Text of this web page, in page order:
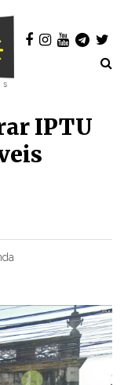
IPTU